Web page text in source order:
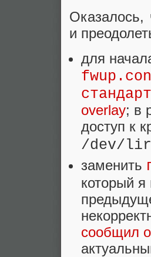
Оказалось,
и
для
overlay; в
доступ к
/dev/
заменить
который
сообщил